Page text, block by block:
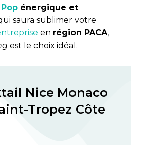
énergique et
saura sublimer votre
en région PACA,
est le choix idéal.
Nice Monaco
Tropez Côte